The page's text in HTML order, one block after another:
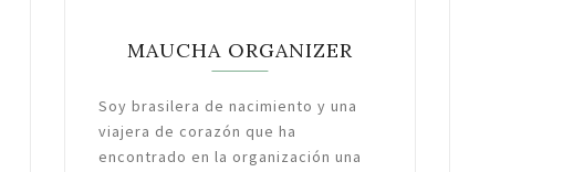
MAUCHA ORGANIZER
Soy brasilera de nacimiento y una
viajera de corazón que ha
encontrado en la organización una